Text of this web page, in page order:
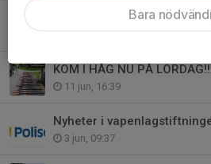
Glad midsommar!
KOM I HÅG NU PÅ
11 jun, 16:39
Nyheter i
3 jun, 09:37
Bara